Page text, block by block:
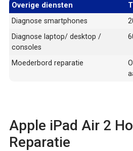
Overige diensten
Diagnose smartphones
Diagnose laptop/ desktop /
consoles
Moederbord reparatie
Apple iPad Air 2
Reparatie